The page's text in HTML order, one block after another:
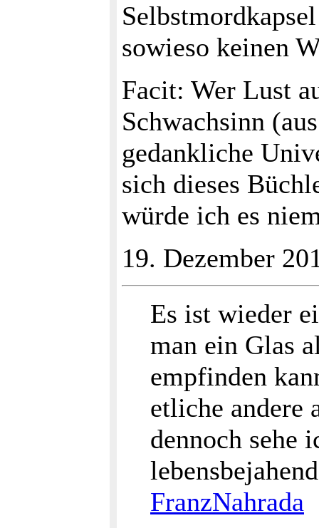
sowieso keinen
Facit: Wer Lust
Schwachsinn
gedankliche
sich dieses
würde ich es
19. Dezember
Es ist wieder
man ein Glas
empfinden
etliche andere
dennoch sehe
FranzNahrada